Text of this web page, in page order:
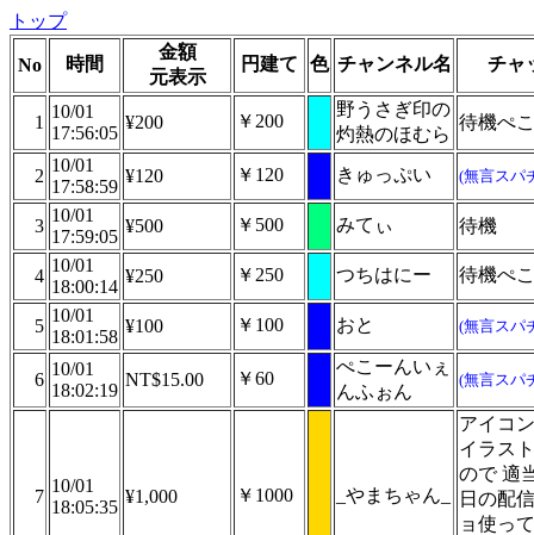
トップ
No 時間
金額
元表示
円建て 色 チャンネル名 チャ
1
10/01
17:56:05
¥200 ￥200
野うさぎ印の
灼熱のほむら
待機ぺこ
2
10/01
17:58:59
¥120 ￥120 きゅっぷい (無言スパ
3
10/01
17:59:05
¥500 ￥500 みてぃ 待機
4
10/01
18:00:14
¥250 ￥250 つちはにー 待機ぺ
5
10/01
18:01:58
¥100 ￥100 おと (無言スパ
6
10/01
18:02:19
NT$15.00 ￥60
ぺこーんいぇ
んふぉん
(無言スパ
7
10/01
18:05:35
¥1,000 ￥1000 _やまちゃん_
アイコ
イラス
ので 適
日の配
ョ使っ